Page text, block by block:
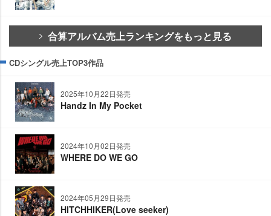
合算アルバム売上ランキングをもっと見る
CDシングル売上TOP3作品
2025年10月22日発売
Handz In My Pocket
2024年10月02日発売
WHERE DO WE GO
2024年05月29日発売
HITCHHIKER(Love seeker)